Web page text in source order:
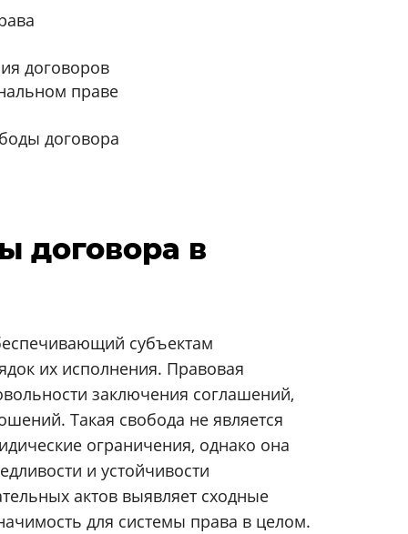
договоров
праве
договора
договора в
субъектам
их исполнения. Правовая
заключения соглашений,
Такая свобода не является
ограничения, однако она
и устойчивости
актов выявляет сходные
для системы права в целом.